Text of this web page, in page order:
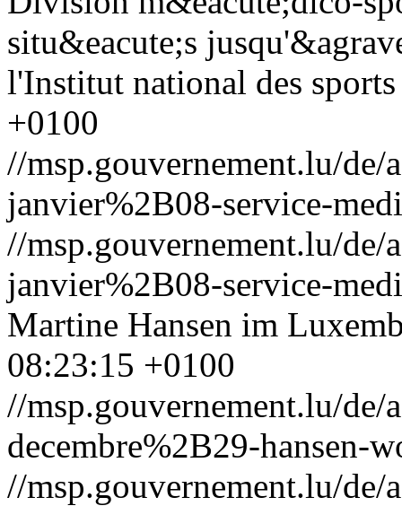
situ&eacute;s
l'Institut national des
+0100
//msp.gouvernement.lu/
janvier%2B08-service-
//msp.gouvernement.lu/
janvier%2B08-service-
Martine Hansen im
08:23:15 +0100
//msp.gouvernement.lu/
decembre%2B29-hansen-
//msp.gouvernement.lu/